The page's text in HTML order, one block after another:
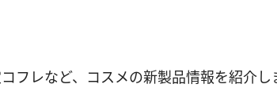
フレなど、コスメの新製品情報を紹介し